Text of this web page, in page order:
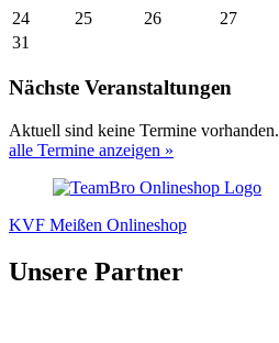
24
25 26 27
31
Nächste Veranstaltungen
Aktuell sind keine Termine vorhanden.
alle Termine anzeigen »
KVF Meißen Onlineshop
Unsere Partner